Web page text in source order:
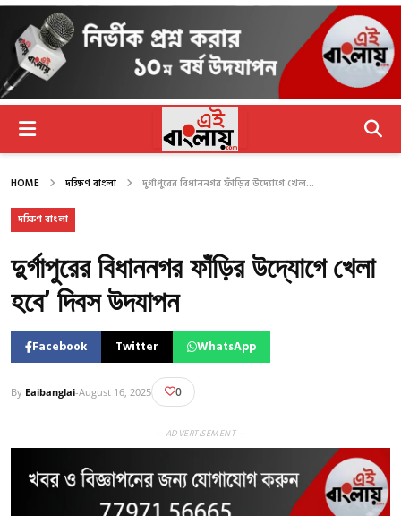
HOME দক্ষিণ বাংলা দুর্গাপুরের বিধাননগর ফাঁড়ির উদ্যোগে খেল...
দক্ষিণ বাংলা
দুর্গাপুরের বিধাননগর ফাঁড়ির উদ্যোগে খেলা
হবে’ দিবস উদযাপন
Facebook Twitter WhatsApp
By Eaibanglai-August 16, 2025 0
— ADVERTISEMENT —